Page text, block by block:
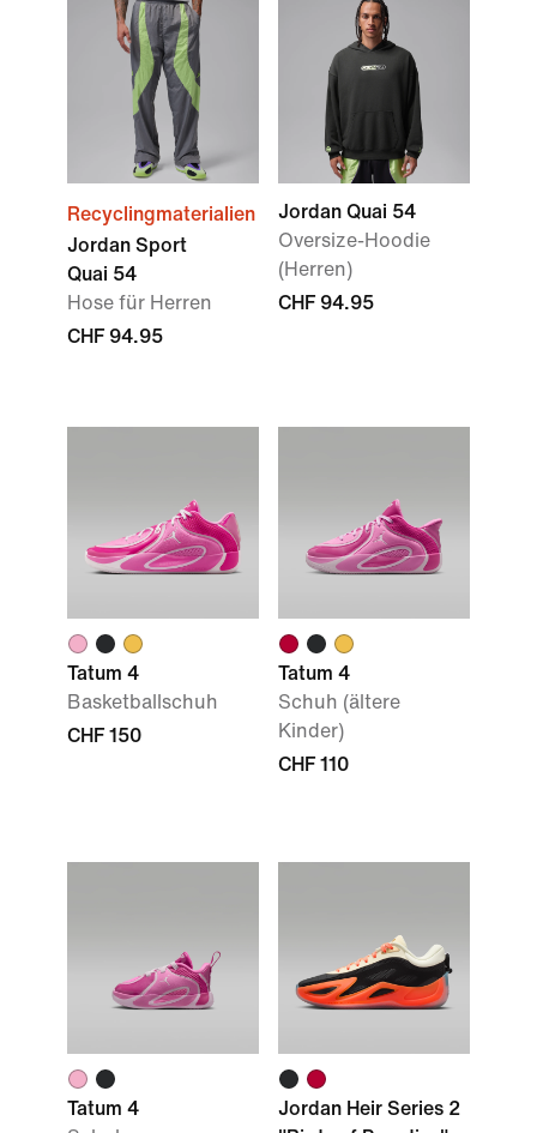
Recyclingmaterialien
Jordan Sport
Quai 54
Hose für Herren
CHF 94.95
Jordan Quai 54
Oversize-Hoodie
(Herren)
CHF 94.95
Tatum 4
Basketballschuh
CHF 150
Tatum 4
Schuh (ältere
Kinder)
CHF 110
Tatum 4
Jordan Heir Series 2